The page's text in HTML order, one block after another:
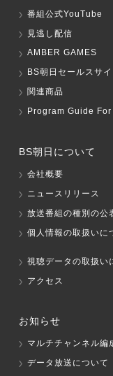
番組公式YouTube
見逃し配信
AMBER GAMES
BS朝日セールスサイ
関連商品
Program Guide
BS朝日について
会社概要
ニュースリリース
放送番組の種別の公
個人情報の取扱いに
視聴データの取扱い
アクセス
お知らせ
マルチチャンネル編
データ放送について